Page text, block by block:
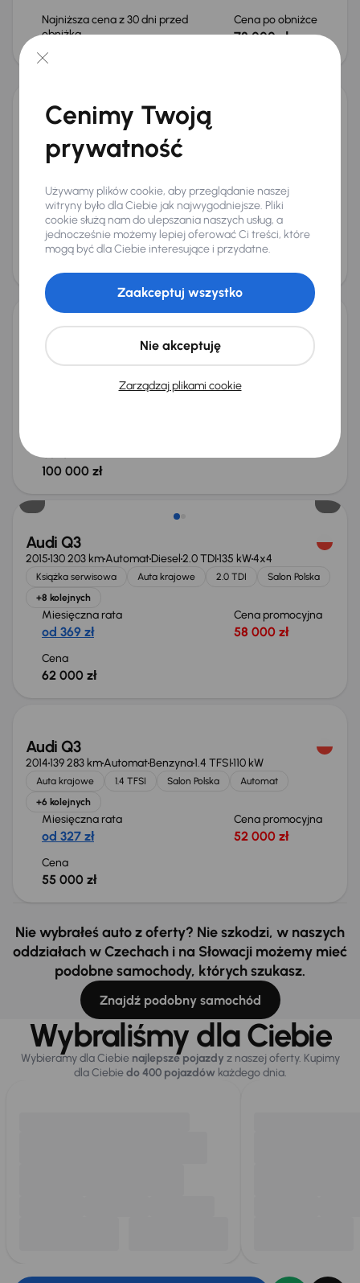
Najniższa cena z 30 dni przed
obniżką
Cena po obniżce
78 000 zł
Taniej o 2 000 zł
Audi Q3
31 260 km Benzyna 35 TFSI
Od pierwszego właściciela
Książka serwisowa
Miesięczna rata
od 571 zł
Cena promocyjna
92 000 zł
Najniższa cena z 30 dni przed
obniżką
Cena po obniżce
96 000 zł
Możliwość odliczenia VAT
Audi Q3 35 TFSI
201964 323 km Automat Benzyna + Hybryda 110 kW
Cena
100 000 zł
Audi Q3
2015130 203 kmAutomatDiesel2.0 TDI135 kW4x4
Książka serwisowa Auta krajowe 2.0 TDI
Salon Polska
+8 kolejnych
Miesięczna rata
od 369 zł
Cena promocyjna
58 000 zł
Cena
62 000 zł
Świeżo skupione
Audi Q3
2014139 283 kmAutomatBenzyna1.4 TFSI110 kW
Auta krajowe 1.4 TFSI Salon Polska
Automat
+6 kolejnych
Miesięczna rata
od 327 zł
Cena promocyjna
52 000 zł
Cena
55 000 zł
Nie wybrałeś auto z oferty? Nie szkodzi, w naszych
oddziałach w Czechach i na Słowacji możemy mieć
podobne samochody, których szukasz.
Znajdź podobny samochód
Wybraliśmy dla Ciebie
Wybieramy dla Ciebie najlepsze pojazdy z naszej oferty. Kupimy
dla Ciebiedo 400 pojazdówkażdego dnia.
Cenimy Twoją
prywatność
Używamy plików cookie, aby przeglądanie naszej
witryny było dla Ciebie jak najwygodniejsze. Pliki
cookie służą nam do ulepszania naszych usług, a
jednocześnie możemy lepiej oferować Ci treści, które
mogą być dla Ciebie interesujące i przydatne.
Zarządzaj plikami cookie
Nie akceptuję
Zaakceptuj wszystko